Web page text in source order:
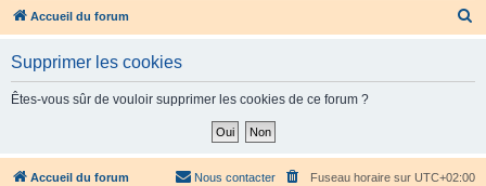
Accueil du forum
c
Supprimer les cookies
Êtes-vous sûr de vouloir supprimer les cookies de ce forum ?
Accueil du forum Fuseau horaire sur UTC+02:00
Nous contacter